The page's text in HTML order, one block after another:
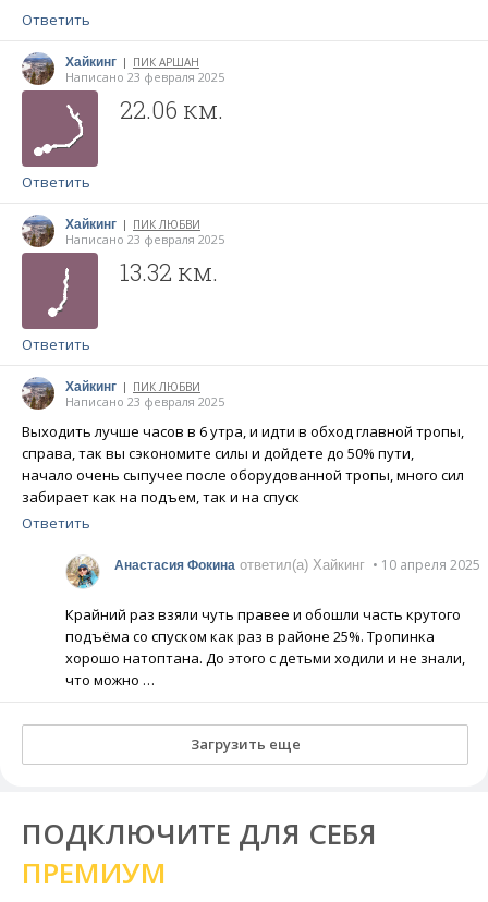
Ответить
Хайкинг | ПИК АРШАН
Написано 23 февраля 2025
22.06 км.
Ответить
Хайкинг | ПИК ЛЮБВИ
Написано 23 февраля 2025
13.32 км.
Ответить
Хайкинг | ПИК ЛЮБВИ
Написано 23 февраля 2025
Выходить лучше часов в 6 утра, и идти в обход главной тропы,
справа, так вы сэкономите силы и дойдете до 50% пути,
начало очень сыпучее после оборудованной тропы, много сил
забирает как на подъем, так и на спуск
Ответить
Анастасия Фокина ответил(а) Хайкинг • 10 апреля 2025
Крайний раз взяли чуть правее и обошли часть крутого
подъёма со спуском как раз в районе 25%. Тропинка
хорошо натоптана. До этого с детьми ходили и не знали,
что можно …
Загрузить еще
ПОДКЛЮЧИТЕ ДЛЯ СЕБЯ
ПРЕМИУМ